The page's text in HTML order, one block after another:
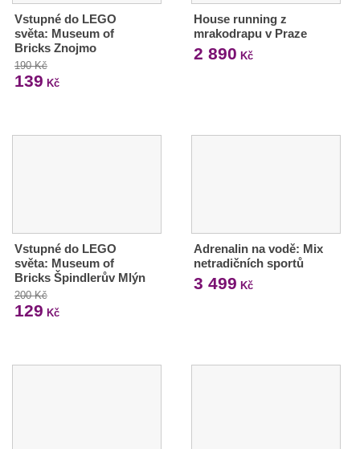
Vstupné do LEGO
světa: Museum of
Bricks Znojmo
190 Kč
139 Kč
House running z
mrakodrapu v Praze
2 890 Kč
Vstupné do LEGO
světa: Museum of
Bricks Špindlerův Mlýn
200 Kč
129 Kč
Adrenalin na vodě: Mix
netradičních sportů
3 499 Kč